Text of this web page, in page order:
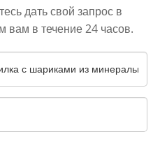
дать свой запрос в
в течение 24 часов.